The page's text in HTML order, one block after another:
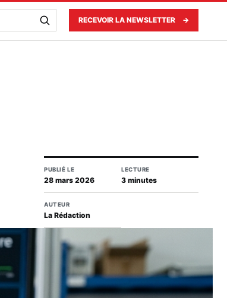
RECEVOIR LA NEWSLETTER →
PUBLIÉ LE
28 mars 2026
LECTURE
3 minutes
AUTEUR
La Rédaction